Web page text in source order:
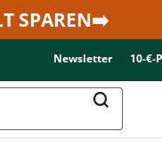
SPAREN➡️
Newsletter 10-€-